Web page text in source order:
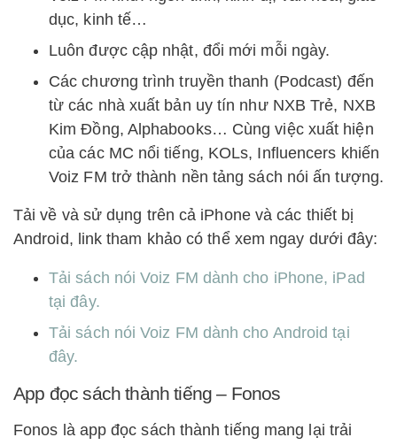
dục, kinh tế…
Luôn được cập nhật, đổi mới mỗi ngày.
Các chương trình truyền thanh (Podcast) đến
từ các nhà xuất bản uy tín như NXB Trẻ, NXB
Kim Đồng, Alphabooks… Cùng việc xuất hiện
của các MC nổi tiếng, KOLs, Influencers khiến
Voiz FM trở thành nền tảng sách nói ấn tượng.
Tải về và sử dụng trên cả iPhone và các thiết bị
Android, link tham khảo có thể xem ngay dưới đây:
Tải sách nói Voiz FM dành cho iPhone, iPad
tại đây.
Tải sách nói Voiz FM dành cho Android tại
đây.
App đọc sách thành tiếng – Fonos
Fonos là app đọc sách thành tiếng mang lại trải